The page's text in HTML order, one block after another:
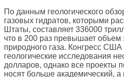
По данным геологического
газовых гидратов, которыми
Штаты, составляет 336000
что в 200 раз превышает объем
природного газа. Конгресс
геологические исследования
долларов, однако все проекты
носят больше академический, а